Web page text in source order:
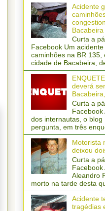
Acidente
Bacabeira
Curta a
Facebook Um
caminhões na BR 135,
cidade de Bacabeira,
deverá
Curta a
Facebook
dos internautas, o
pergunta, em três
Motorista
deixou
Curta a
Facebook
Aleandro
morto na tarde desta
Acidente
tragédias